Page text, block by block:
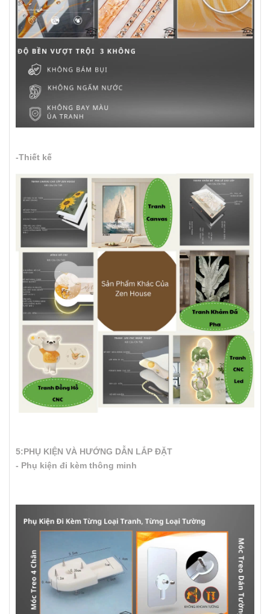
-Thiết kế
5:PHỤ KIỆN VÀ HƯỚNG DẪN LẮP ĐẶT
- Phụ kiện đi kèm thông minh